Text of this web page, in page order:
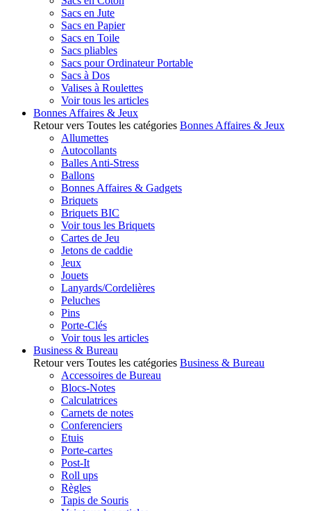
Sacs en Jute
Sacs en Papier
Sacs en Toile
Sacs pliables
Sacs pour Ordinateur Portable
Sacs à Dos
Valises à Roulettes
Voir tous les articles
Bonnes Affaires & Jeux
Retour vers Toutes les catégories Bonnes Affaires & Jeux
Allumettes
Autocollants
Balles Anti-Stress
Ballons
Bonnes Affaires & Gadgets
Briquets
Briquets BIC
Voir tous les Briquets
Cartes de Jeu
Jetons de caddie
Jeux
Jouets
Lanyards/Cordelières
Peluches
Pins
Porte-Clés
Voir tous les articles
Business & Bureau
Retour vers Toutes les catégories Business & Bureau
Accessoires de Bureau
Blocs-Notes
Calculatrices
Carnets de notes
Conferenciers
Etuis
Porte-cartes
Post-It
Roll ups
Règles
Tapis de Souris